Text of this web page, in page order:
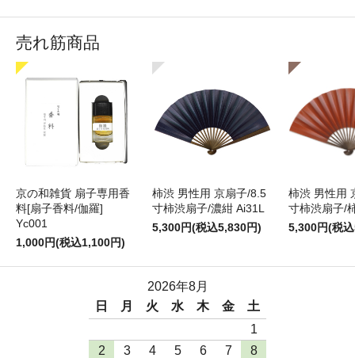
売れ筋商品
京の和雑貨 扇子専用香
料[扇子香料/伽羅]
Yc001
1,000円(税込1,100円)
柿渋 男性用 京扇子/8.5
寸柿渋扇子/濃紺 Ai31L
5,300円(税込5,830円)
柿渋 男性用
寸柿渋扇子/
5,300円(税
2026年8月
日
月 火 水 木 金
土
1
2
3 4 5 6 7
8